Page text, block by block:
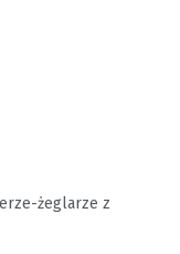
żeglarze z